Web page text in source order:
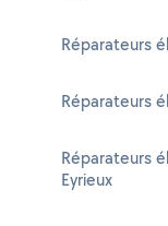
Réparateurs
Réparateurs
Réparateurs
Eyrieux